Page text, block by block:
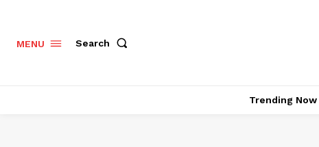
MENU Search
Trending Now